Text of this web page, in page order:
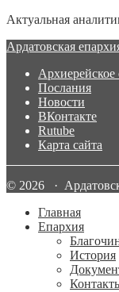
Актуальная
Ардатовская
Послания
Новости
ВКонтакте
Rutube
Карта сайта
© 2026 ·
Главная
Епархия
История